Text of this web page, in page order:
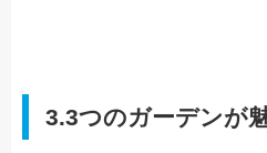
3.3つのガーデンが